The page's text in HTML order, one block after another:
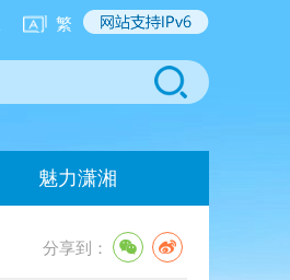
繁
魅力潇湘
分享到：